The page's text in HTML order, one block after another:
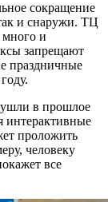
сокращение
и снаружи. ТЦ
много и
запрещают
праздничные
ушли в прошлое
интерактивные
проложить
человеку
все